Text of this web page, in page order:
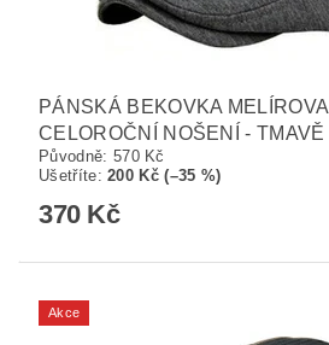
PÁNSKÁ BEKOVKA
CELOROČNÍ NOŠENÍ -
Původně: 570 Kč
Ušetříte:200 Kč (–35 %)
370 Kč
Akce